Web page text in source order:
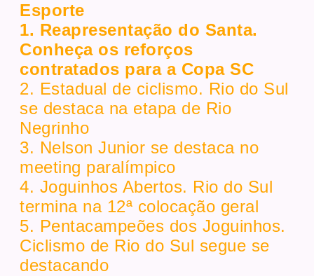
Esporte
1. Reapresentação do Santa.
Conheça os reforços
contratados para a Copa SC
2. Estadual de ciclismo. Rio do Sul
se destaca na etapa de Rio
Negrinho
3. Nelson Junior se destaca no
meeting paralímpico
4. Joguinhos Abertos. Rio do Sul
termina na 12ª colocação geral
5. Pentacampeões dos Joguinhos.
Ciclismo de Rio do Sul segue se
destacando